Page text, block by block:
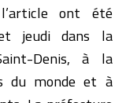
ont été
jeudi dans la
Denis, à la
du monde et à